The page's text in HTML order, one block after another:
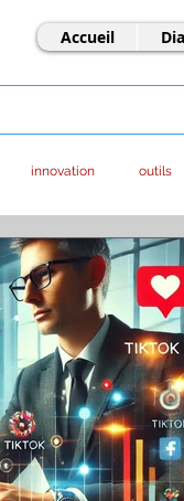
Accueil
innovation outils
entrepreneuriat